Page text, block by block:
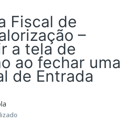
Fiscal de
–
a tela de
ao fechar uma
de Entrada